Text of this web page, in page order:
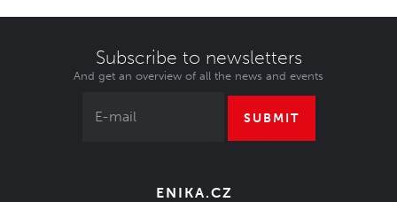
Subscribe to newsletters
And get an overview of all the news and events
SUBMIT
ENIKA.CZ